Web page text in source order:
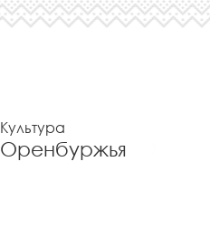
Культура
Оренбуржья